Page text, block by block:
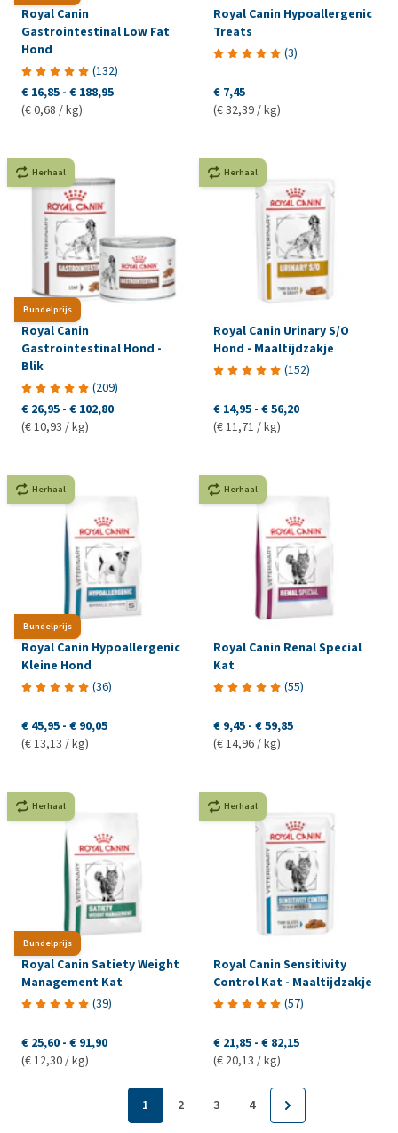
Royal Canin
Gastrointestinal Low Fat
Hond
(132)
€ 16,85 - € 188,95
(€ 0,68 / kg)
Royal Canin Hypoallergenic
Treats
(3)
€ 7,45
(€ 32,39 / kg)
Bundelprijs
Herhaal
Royal Canin
Gastrointestinal Hond -
Blik
(209)
€ 26,95 - € 102,80
(€ 10,93 / kg)
Herhaal
Royal Canin Urinary S/O
Hond - Maaltijdzakje
(152)
€ 14,95 - € 56,20
(€ 11,71 / kg)
Bundelprijs
Herhaal
Royal Canin Hypoallergenic
Kleine Hond
(36)
€ 45,95 - € 90,05
(€ 13,13 / kg)
Herhaal
Royal Canin Renal Special
Kat
(55)
€ 9,45 - € 59,85
(€ 14,96 / kg)
Bundelprijs
Herhaal
Royal Canin Satiety Weight
Management Kat
(39)
€ 25,60 - € 91,90
(€ 12,30 / kg)
Herhaal
Royal Canin Sensitivity
Control Kat - Maaltijdzakje
(57)
€ 21,85 - € 82,15
(€ 20,13 / kg)
1 2 3 4